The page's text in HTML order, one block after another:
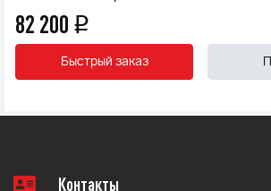
82 200 q
Быстрый заказ
Контакты